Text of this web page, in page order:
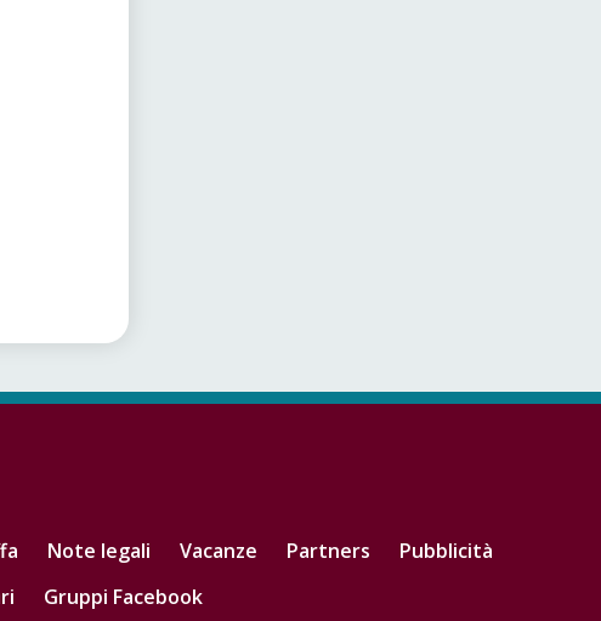
Note legali Vacanze Partners
Pubblicità
Gruppi Facebook